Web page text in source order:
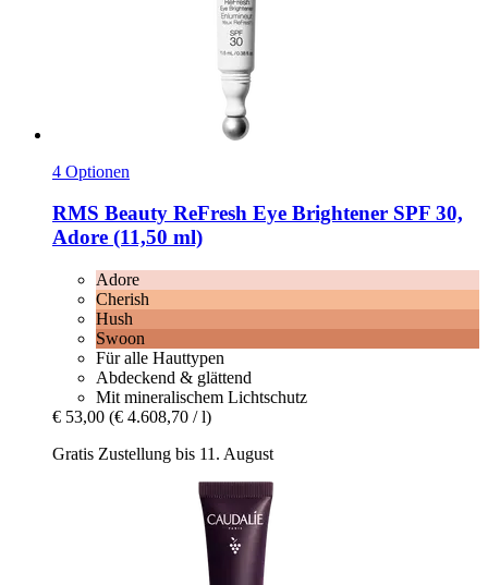
4 Optionen
RMS Beauty ReFresh Eye Brightener SPF 30,
Adore (11,50 ml)
Adore
Cherish
Hush
Swoon
Für alle Hauttypen
Abdeckend & glättend
Mit mineralischem Lichtschutz
€ 53,00 (€ 4.608,70 / l)
Gratis Zustellung bis 11. August